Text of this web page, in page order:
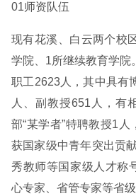
01师资队伍
现有花溪、白云两个校
学院、1所继续教育学院
职工2623人，其中具有
人、副教授651人，有
部“某学者”特聘教授1人
获国家级中青年突出贡
秀教师等国家级人才称
心专家、省管专家等省